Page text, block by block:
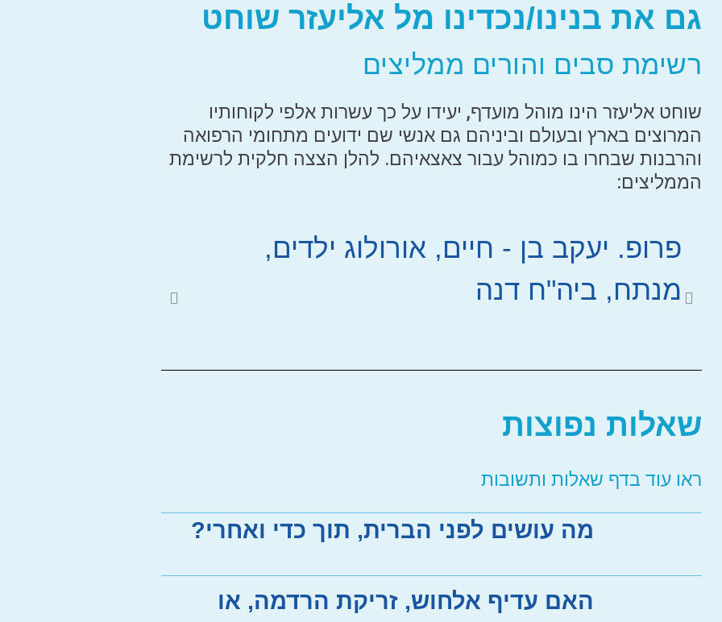
גם את בנינו/נכדינו מל אליעזר שוחט
רשימת סבים והורים ממליצים
שוחט אליעזר הינו מוהל מועדף, יעידו על כך עשרות אלפי לקוחותיו
המרוצים בארץ ובעולם וביניהם גם אנשי שם ידועים מתחומי הרפואה
והרבנות שבחרו בו כמוהל עבור צאצאיהם. להלן הצצה חלקית לרשימת
הממליצים:
פרופ. יעקב בן - חיים, אורולוג ילדים,
מנתח, ביה"ח דנה
מחלקת ילדים
שאלות נפוצות
ראו עוד בדף שאלות ותשובות
מה עושים לפני הברית, תוך כדי ואחרי?
האם עדיף אלחוש, זריקת הרדמה, או